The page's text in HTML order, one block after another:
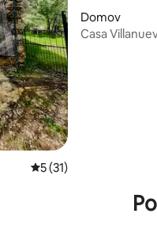
Průměrné hodnocení 5
5 (31)
Domov
Casa